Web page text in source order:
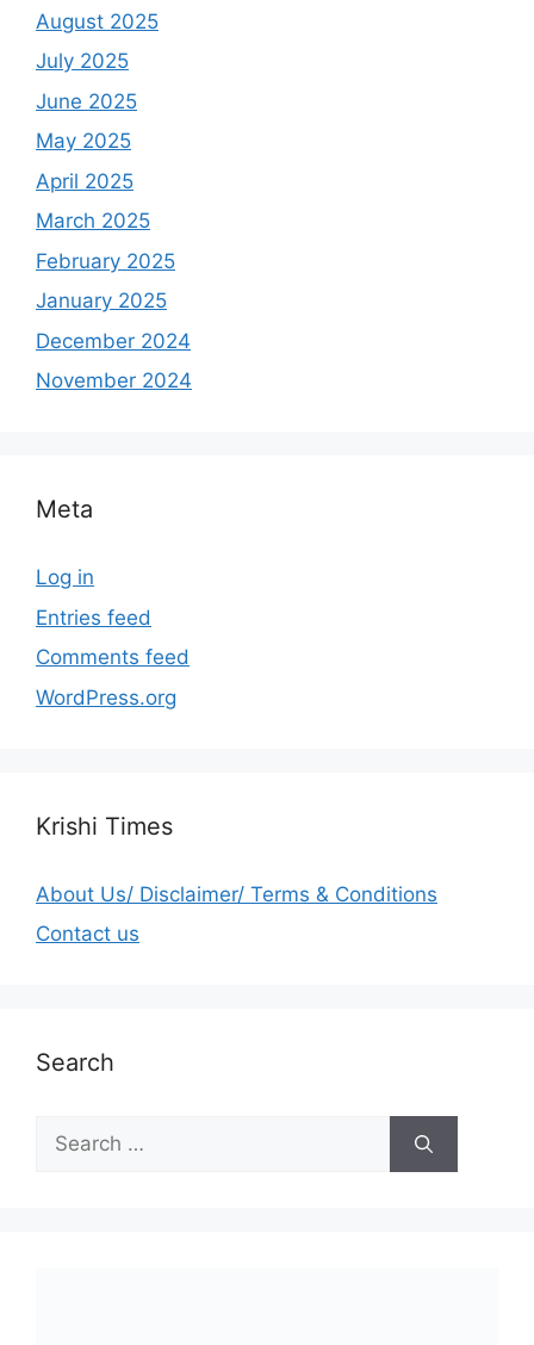
August 2025
July 2025
June 2025
May 2025
April 2025
March 2025
February 2025
January 2025
December 2024
November 2024
Meta
Log in
Entries feed
Comments feed
WordPress.org
Krishi Times
About Us/ Disclaimer/ Terms & Conditions
Contact us
Search